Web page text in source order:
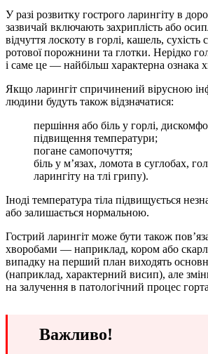
У разі розвитку гострого ларингіту в
зазвичай включають захриплість або
відчуття лоскоту в горлі, кашель,
ротової порожнини та глотки. Нерідко
і саме це — найбільш характерна ознака
Якщо ларингіт спричинений вірусною
людини будуть також відзначатися:
першіння або біль у горлі,
підвищення температури;
погане самопочуття;
біль у м’язах, ломота в суглобах,
ларингіту на тлі грипу).
Іноді температура тіла підвищується
або залишається нормальною.
Гострий ларингіт може бути також
хворобами — наприклад, кором або
випадку на перший план виходять
(наприклад, характерний висип), але
на залучення в патологічний процес
Важливо!